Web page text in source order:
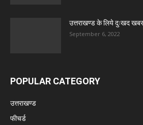
उत्तराखण्ड के लिये दुःखद
September 6, 2022
POPULAR CATEGORY
उत्तराखण्ड
फीचर्ड